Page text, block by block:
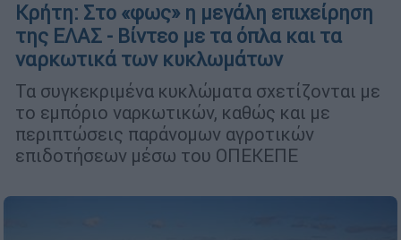
Κρήτη: Στο «φως» η μεγάλη επιχείρηση
της ΕΛΑΣ - Βίντεο με τα όπλα και τα
ναρκωτικά των κυκλωμάτων
Τα συγκεκριμένα κυκλώματα σχετίζονται με
το εμπόριο ναρκωτικών, καθώς και με
περιπτώσεις παράνομων αγροτικών
επιδοτήσεων μέσω του ΟΠΕΚΕΠΕ